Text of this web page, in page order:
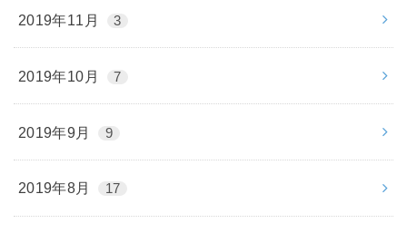
2019年11月 3
2019年10月 7
2019年9月 9
2019年8月 17